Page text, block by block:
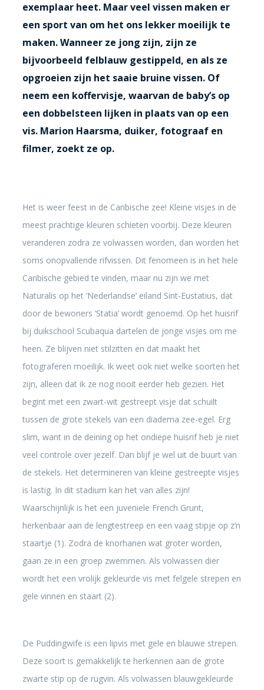
exemplaar heet. Maar veel vissen maken er
een sport van om het ons lekker moeilijk te
maken. Wanneer ze jong zijn, zijn ze
bijvoorbeeld felblauw gestippeld, en als ze
opgroeien zijn het saaie bruine vissen. Of
neem een koffervisje, waarvan de baby’s op
een dobbelsteen lijken in plaats van op een
vis. Marion Haarsma, duiker, fotograaf en
filmer, zoekt ze op.
Het is weer feest in de Caribische zee! Kleine visjes in de
meest prachtige kleuren schieten voorbij. Deze kleuren
veranderen zodra ze volwassen worden, dan worden het
soms onopvallende rifvissen. Dit fenomeen is in het hele
Caribische gebied te vinden, maar nu zijn we met
Naturalis op het ‘Nederlandse’ eiland Sint-Eustatius, dat
door de bewoners ‘Statia’ wordt genoemd. Op het huisrif
bij duikschool Scubaqua dartelen de jonge visjes om me
heen. Ze blijven niet stilzitten en dat maakt het
fotograferen moeilijk. Ik weet ook niet welke soorten het
zijn, alleen dat ik ze nog nooit eerder heb gezien. Het
begint met een zwart-wit gestreept visje dat schuilt
tussen de grote stekels van een diadema zee-egel. Erg
slim, want in de deining op het ondiepe huisrif heb je niet
veel controle over jezelf. Dan blijf je wel uit de buurt van
de stekels. Het determineren van kleine gestreepte visjes
is lastig. In dit stadium kan het van alles zijn!
Waarschijnlijk is het een juveniele French Grunt,
herkenbaar aan de lengtestreep en een vaag stipje op z’n
staartje (1). Zodra de knorhanen wat groter worden,
gaan ze in een groep zwemmen. Als volwassen dier
wordt het een vrolijk gekleurde vis met felgele strepen en
gele vinnen en staart (2).
De Puddingwife is een lipvis met gele en blauwe strepen.
Deze soort is gemakkelijk te herkennen aan de grote
zwarte stip op de rugvin. Als volwassen blauwgekleurde